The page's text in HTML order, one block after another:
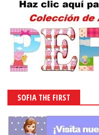
SOFIA THE FIRST